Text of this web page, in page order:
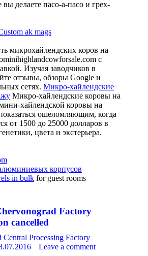
вы делаете пасо-а-пасо и грех-
ak mags
микрохайлендских коров на
с
Изучая заводчиков в
отзывы, обзоры Google и
сетях. Микро-хайлендские
Микро-хайлендские коровы на
хайлендской коровы на
ошеломляющим, когда
от 1500 до 25000 долларов в
цвета и экстерьера.
корпусов
in bulk for guest rooms
Factory
cancelled
Central Processing Factory
Leave a comment